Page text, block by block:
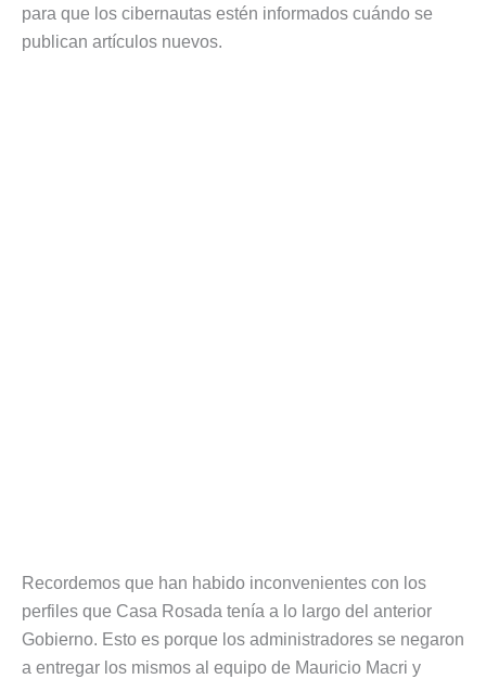
para que los cibernautas estén informados cuándo se
publican artículos nuevos.
Recordemos que han habido inconvenientes con los
perfiles que Casa Rosada tenía a lo largo del anterior
Gobierno. Esto es porque los administradores se negaron
a entregar los mismos al equipo de Mauricio Macri y